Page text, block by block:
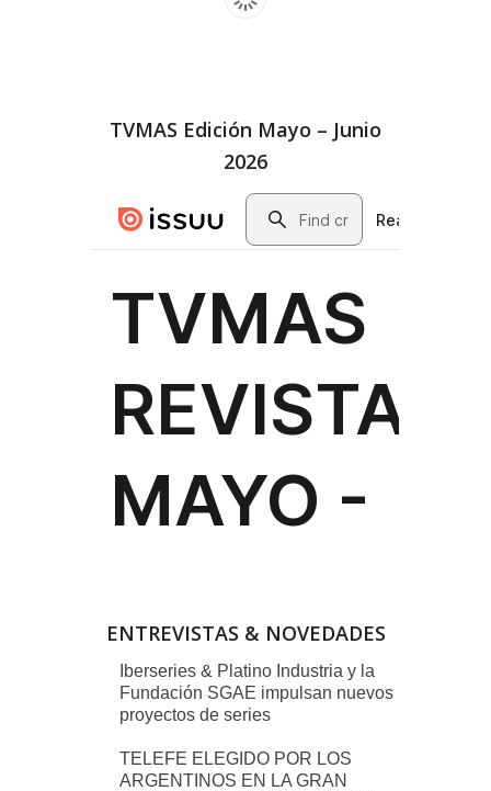
TVMAS Edición Mayo – Junio
2026
ENTREVISTAS & NOVEDADES
Iberseries & Platino Industria y la
Fundación SGAE impulsan nuevos
proyectos de series
TELEFE ELEGIDO POR LOS
ARGENTINOS EN LA GRAN